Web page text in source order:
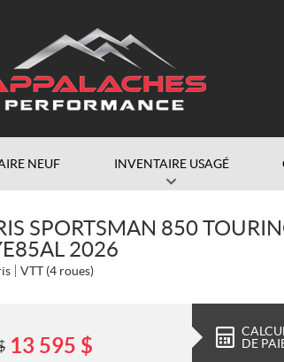
NEUF INVENTAIRE USAGÉ
SPORTSMAN 850
2026
VTT (4 roues)
13 595 $
DE